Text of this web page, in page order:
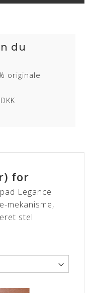
hvor råvarer fra kun
Anilin læder har
samt det
til skind og der kan
og stikmærker, som
overflade.
typisk med flere
gennem sit aktive
helt særlig charme og
du
originale
for
Legance
mekanisme,
stel